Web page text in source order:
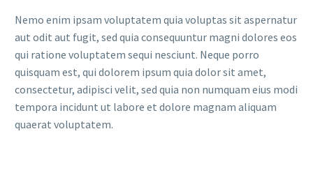
Nemo enim ipsam voluptatem quia voluptas sit aspernatur
aut odit aut fugit, sed quia consequuntur magni dolores eos
qui ratione voluptatem sequi nesciunt. Neque porro
quisquam est, qui dolorem ipsum quia dolor sit amet,
consectetur, adipisci velit, sed quia non numquam eius modi
tempora incidunt ut labore et dolore magnam aliquam
quaerat voluptatem.